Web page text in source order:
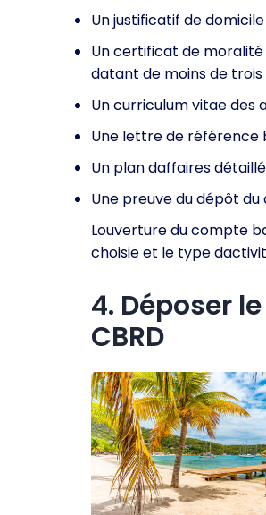
Un justificatif de
Un certificat de
datant de moins de trois
Un curriculum vitae des
Une lettre de référence
Un plan daffaires détaillé
Une preuve du dépôt
Louverture du compte
choisie et le type
4. Déposer
CBRD